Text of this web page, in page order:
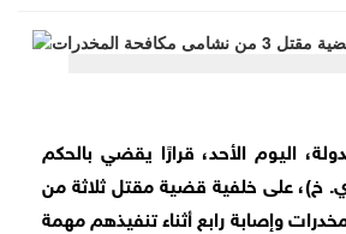
اليوم الأحد، قرارًا يقضي بالحكم
خ)، على خلفية قضية مقتل ثلاثة من
وإصابة رابع أثناء تنفيذهم مهمة